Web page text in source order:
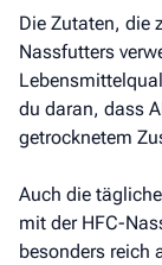
Die Zutaten, die
Nassfutters
du daran, dass
getrocknetem
Auch die
mit der HFC-
besonders reich